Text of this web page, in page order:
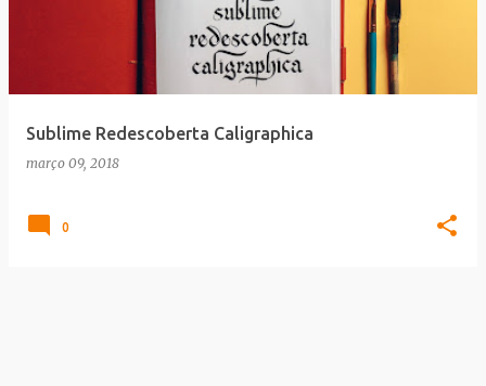
Sublime Redescoberta Caligraphica
março 09, 2018
0